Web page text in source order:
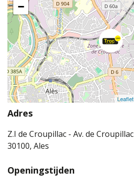
−
Leaflet
Adres
Z.I de Croupillac - Av. de Croupillac
30100, Ales
Openingstijden